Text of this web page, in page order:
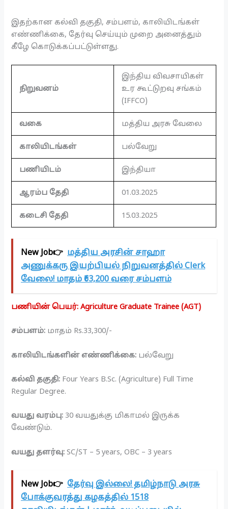
இதற்கான கல்வி தகுதி, சம்பளம், காலியிடங்கள்
எண்ணிக்கை, தேர்வு செய்யும் முறை அனைத்தும்
கீழே கொடுக்கப்பட்டுள்ளது.
நிறுவனம்
இந்திய விவசாயிகள்
உர கூட்டுறவு சங்கம்
(IFFCO)
வகை மத்திய அரசு வேலை
காலியிடங்கள் பல்வேறு
பணியிடம் இந்தியா
ஆரம்ப தேதி 01.03.2025
கடைசி தேதி 15.03.2025
New Job👉 மத்திய அரசின் சாஹா
அணுக்கரு இயற்பியல் நிறுவனத்தில் Clerk
வேலை! மாதம் ₹63,200 வரை சம்பளம்
பணியின் பெயர்: Agriculture Graduate Trainee (AGT)
சம்பளம்: மாதம் Rs.33,300/-
காலியிடங்களின் எண்ணிக்கை: பல்வேறு
கல்வி தகுதி: Four Years B.Sc. (Agriculture) Full Time
Regular Degree.
வயது வரம்பு: 30 வயதுக்கு மிகாமல் இருக்க
வேண்டும்.
வயது தளர்வு: SC/ST – 5 years, OBC – 3 years
New Job👉 தேர்வு இல்லை! தமிழ்நாடு அரசு
போக்குவரத்து கழகத்தில் 1518